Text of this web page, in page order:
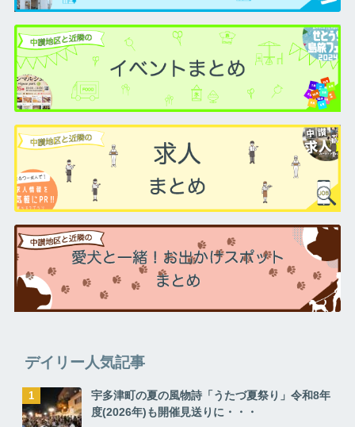
デイリー人気記事
宇多津町の夏の風物詩「うたづ夏祭り」令和8年
度(2026年)も開催見送りに・・・